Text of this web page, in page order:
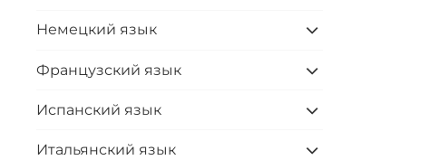
Немецкий язык
Французский язык
Испанский язык
Итальянский язык